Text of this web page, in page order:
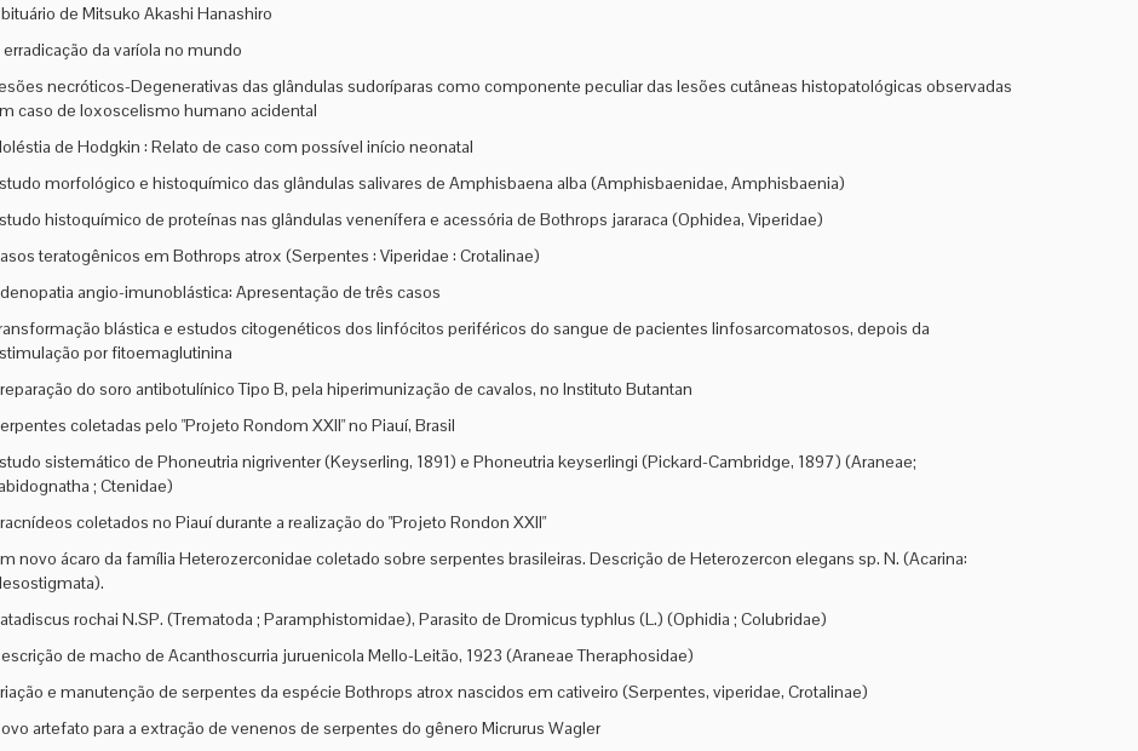
de Mitsuko Akashi Hanashiro
erradicação da varíola no mundo
necróticos-Degenerativas das glândulas sudoríparas como componente peculiar das lesões cutâneas histopatológicas observadas
caso de loxoscelismo humano acidental
de Hodgkin : Relato de caso com possível início neonatal
morfológico e histoquímico das glândulas salivares de Amphisbaena alba (Amphisbaenidae, Amphisbaenia)
histoquímico de proteínas nas glândulas venenífera e acessória de Bothrops jararaca (Ophidea, Viperidae)
teratogênicos em Bothrops atrox (Serpentes : Viperidae : Crotalinae)
angio-imunoblástica: Apresentação de três casos
blástica e estudos citogenéticos dos linfócitos periféricos do sangue de pacientes linfosarcomatosos, depois da
por fitoemaglutinina
do soro antibotulínico Tipo B, pela hiperimunização de cavalos, no Instituto Butantan
coletadas pelo "Projeto Rondom XXII" no Piauí, Brasil
sistemático de Phoneutria nigriventer (Keyserling, 1891) e Phoneutria keyserlingi (Pickard-Cambridge, 1897) (Araneae;
; Ctenidae)
coletados no Piauí durante a realização do "Projeto Rondon XXII"
novo ácaro da família Heterozerconidae coletado sobre serpentes brasileiras. Descrição de Heterozercon elegans sp. N. (Acarina:
rochai N.SP. (Trematoda ; Paramphistomidae), Parasito de Dromicus typhlus (L.) (Ophidia ; Colubridae)
de macho de Acanthoscurria juruenicola Mello-Leitão, 1923 (Araneae Theraphosidae)
e manutenção de serpentes da espécie Bothrops atrox nascidos em cativeiro (Serpentes, viperidae, Crotalinae)
artefato para a extração de venenos de serpentes do gênero Micrurus Wagler